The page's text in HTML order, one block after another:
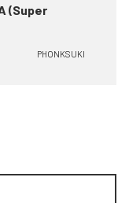
(Super
PHONKSUKI